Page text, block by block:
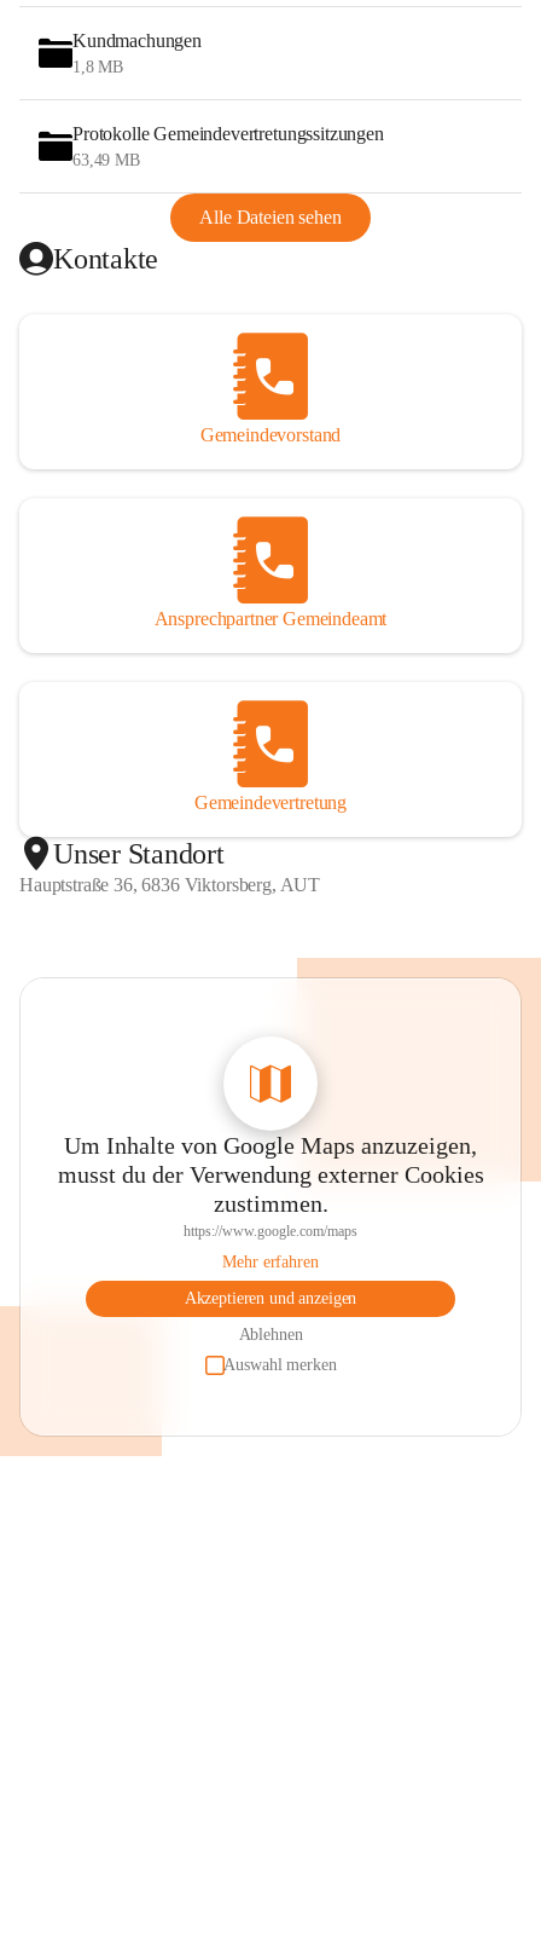
Kundmachungen
1,8 MB
Protokolle Gemeindevertretungssitzungen
63,49 MB
Alle Dateien sehen
Kontakte
Gemeindevorstand
Ansprechpartner Gemeindeamt
Gemeindevertretung
Unser Standort
Hauptstraße 36, 6836 Viktorsberg, AUT
Um Inhalte von Google Maps anzuzeigen,
musst du der Verwendung externer Cookies
zustimmen.
https://www.google.com/maps
Mehr erfahren
Akzeptieren und anzeigen
Ablehnen
Auswahl merken